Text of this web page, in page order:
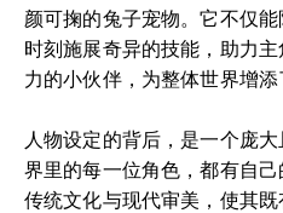
颜可掬的兔子宠物。它不仅
时刻施展奇异的技能，助力
力的小伙伴，为整体世界增添
人物设定的背后，是一个庞
界里的每一位角色，都有自
传统文化与现代审美，使其